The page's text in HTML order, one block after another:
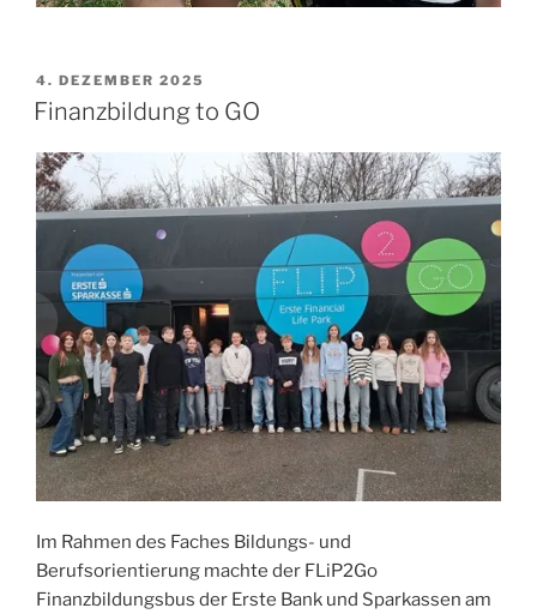
VERÖFFENTLICHT
AM
4. DEZEMBER 2025
Finanzbildung to GO
Im Rahmen des Faches Bildungs- und
Berufsorientierung machte der FLiP2Go
Finanzbildungsbus der Erste Bank und Sparkassen am